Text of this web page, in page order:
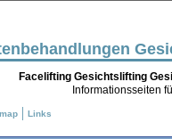
Facelifting Gesichtslifting
Informationsseiten
Links